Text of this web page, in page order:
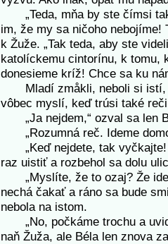
„Teda, mňa by ste čímsi
im, že my sa ničoho nebojíme!
k Žuže. „Tak teda, aby ste
katolíckemu cintorínu, k tomu,
donesieme kríž! Chce sa ku
Mladí zmåkli, neboli si istí,
vôbec myslí, keď trúsi také
„Ja nejdem,“ ozval sa len
„Rozumná reč. Ideme
„Keď nejdete, tak vyčkajte!
raz uistiť a rozbehol sa dolu
„Myslíte, že to ozaj? Že ide
nechá čakať a ráno sa bude
nebola na istom.
„No, počkáme trochu a
naň Žuža, ale Béla len znova